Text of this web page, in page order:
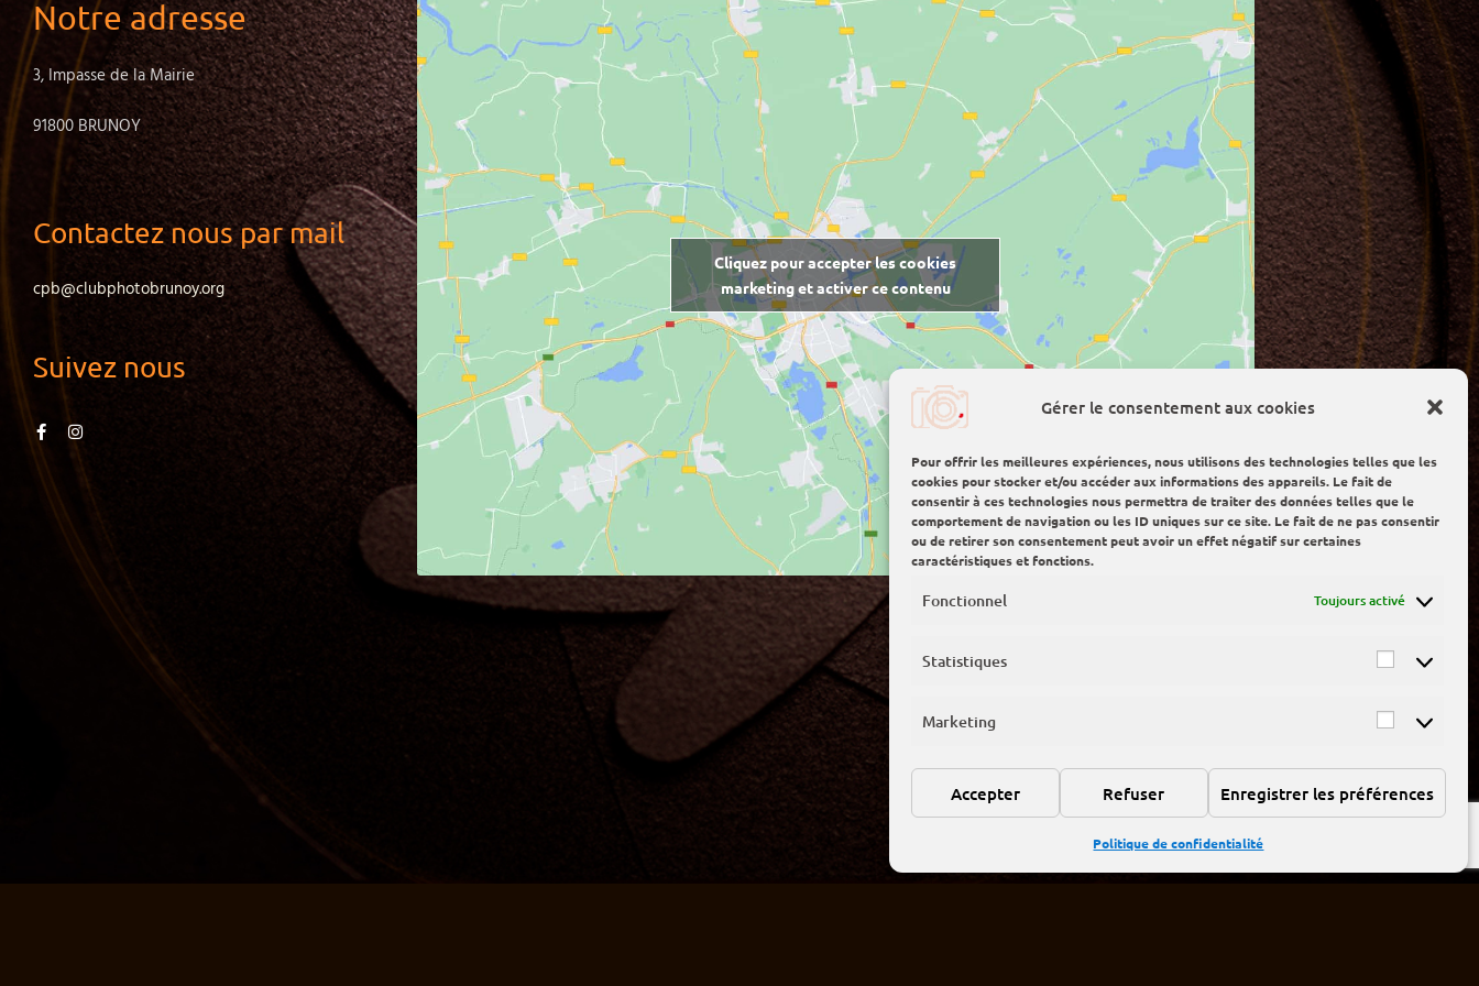
Gérer le consentement aux cookies
Pour offrir les meilleures expériences, nous utilisons des technologies telles que les
cookies pour stocker et/ou accéder aux informations des appareils. Le fait de
consentir à ces technologies nous permettra de traiter des données telles que le
comportement de navigation ou les ID uniques sur ce site. Le fait de ne pas consentir
ou de retirer son consentement peut avoir un effet négatif sur certaines
caractéristiques et fonctions.
Fonctionnel Toujours activé
Statistiques
Marketing
Accepter Refuser Enregistrer les préférences
Politique de confidentialité
Notre adresse
3, Impasse de la Mairie
91800 BRUNOY
Contactez nous par mail
cpb@clubphotobrunoy.org
Suivez nous
Cliquez pour accepter les cookies
marketing et activer ce contenu